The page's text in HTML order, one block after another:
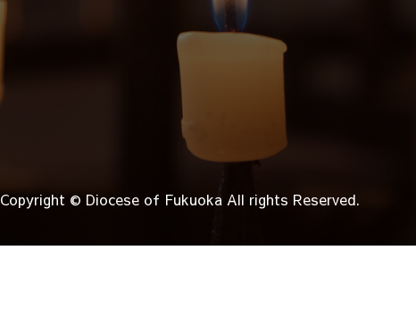
Copyright © Diocese of Fukuoka All rights Reserved.